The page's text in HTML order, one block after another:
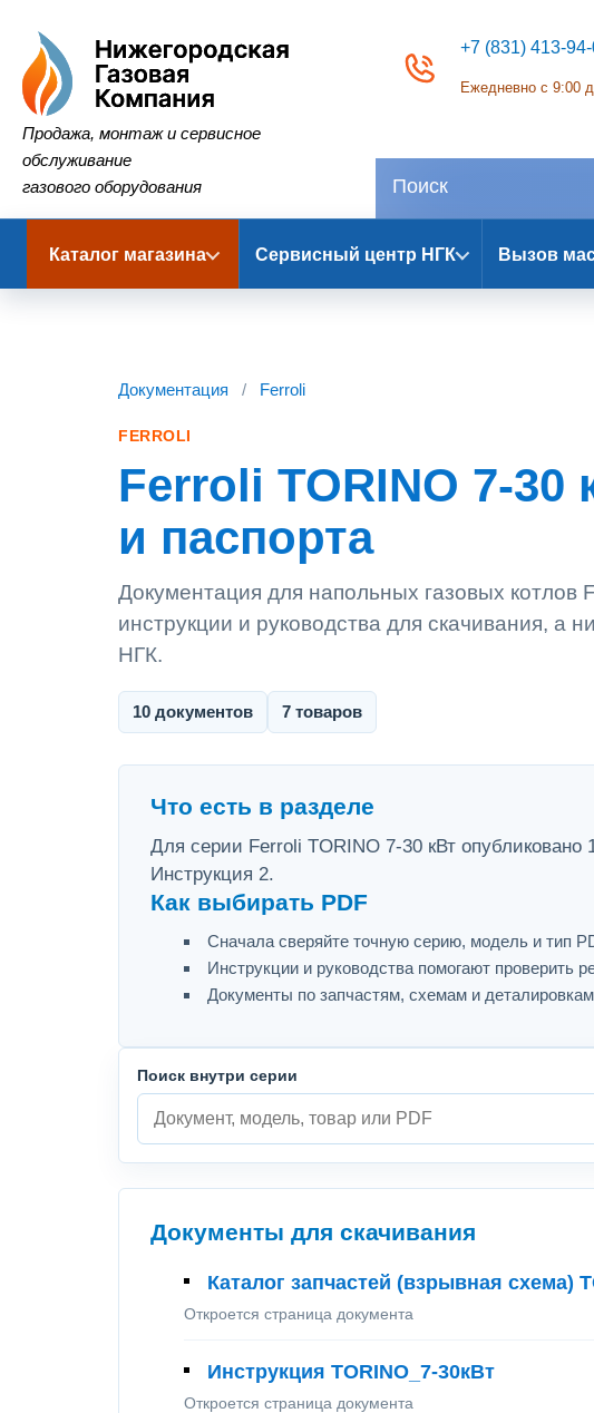
Нижегородская Газовая Компания
Продажа, монтаж и сервисное
обслуживание
газового оборудования
+7 (831) 413-
Ежедневно с 9:00
Каталог магазина Сервисный центр НГК Вызов
Документация / Ferroli
FERROLI
Ferroli TORINO 7-30
и паспорта
Документация для напольных газовых
инструкции и руководства для скачивания, а
НГК.
10 документов 7 товаров
Что есть в разделе
Для серии Ferroli TORINO 7-30 кВт
Инструкция 2.
Как выбирать PDF
Сначала сверяйте точную серию, модель и тип
Инструкции и руководства помогают проверить
Документы по запчастям, схемам и
Поиск внутри серии
Документы для скачивания
Каталог запчастей (взрывная схема)
Откроется страница документа
Инструкция TORINO_7-30кВт
Откроется страница документа